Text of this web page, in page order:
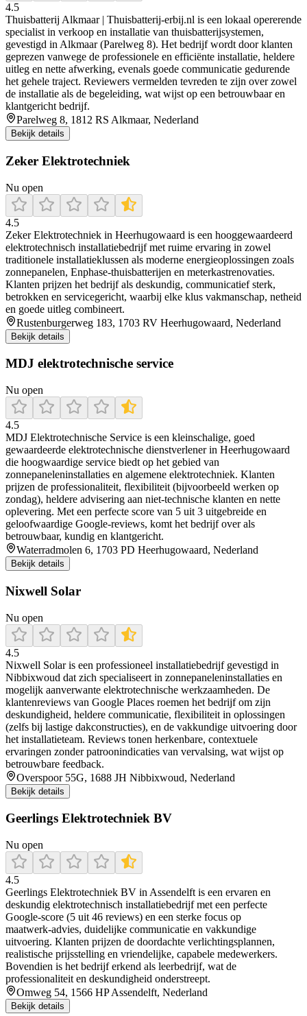
4.5
Thuisbatterij Alkmaar | Thuisbatterij‑erbij.nl is een lokaal opererende
specialist in verkoop en installatie van thuisbatterijsystemen,
gevestigd in Alkmaar (Parelweg 8). Het bedrijf wordt door klanten
geprezen vanwege de professionele en efficiënte installatie, heldere
uitleg en nette afwerking, evenals goede communicatie gedurende
het gehele traject. Reviewers vermelden tevreden te zijn over zowel
de installatie als de begeleiding, wat wijst op een betrouwbaar en
klantgericht bedrijf.
Parelweg 8, 1812 RS Alkmaar, Nederland
Bekijk details
Zeker Elektrotechniek
Nu open
4.5
Zeker Elektrotechniek in Heerhugowaard is een hooggewaardeerd
elektrotechnisch installatiebedrijf met ruime ervaring in zowel
traditionele installatieklussen als moderne energieoplossingen zoals
zonnepanelen, Enphase-thuisbatterijen en meterkastrenovaties.
Klanten prijzen het bedrijf als deskundig, communicatief sterk,
betrokken en servicegericht, waarbij elke klus vakmanschap, netheid
en goede uitleg combineert.
Rustenburgerweg 183, 1703 RV Heerhugowaard, Nederland
Bekijk details
MDJ elektrotechnische service
Nu open
4.5
MDJ Elektrotechnische Service is een kleinschalige, goed
gewaardeerde elektrotechnische dienstverlener in Heerhugowaard
die hoogwaardige service biedt op het gebied van
zonnepaneleninstallaties en algemene elektrotechniek. Klanten
prijzen de professionaliteit, flexibiliteit (bijvoorbeeld werken op
zondag), heldere advisering aan niet-technische klanten en nette
oplevering. Met een perfecte score van 5 uit 3 uitgebreide en
geloofwaardige Google-reviews, komt het bedrijf over als
betrouwbaar, kundig en klantgericht.
Waterradmolen 6, 1703 PD Heerhugowaard, Nederland
Bekijk details
Nixwell Solar
Nu open
4.5
Nixwell Solar is een professioneel installatiebedrijf gevestigd in
Nibbixwoud dat zich specialiseert in zonnepaneleninstallaties en
mogelijk aanverwante elektrotechnische werkzaamheden. De
klantenreviews van Google Places roemen het bedrijf om zijn
deskundigheid, heldere communicatie, flexibiliteit in oplossingen
(zelfs bij lastige dakconstructies), en de vakkundige uitvoering door
het installatieteam. Reviews tonen herkenbare, contextuele
ervaringen zonder patroonindicaties van vervalsing, wat wijst op
betrouwbare feedback.
Overspoor 55G, 1688 JH Nibbixwoud, Nederland
Bekijk details
Geerlings Elektrotechniek BV
Nu open
4.5
Geerlings Elektrotechniek BV in Assendelft is een ervaren en
deskundig elektrotechnisch installatiebedrijf met een perfecte
Google-score (5 uit 46 reviews) en een sterke focus op
maatwerk‑advies, duidelijke communicatie en vakkundige
uitvoering. Klanten prijzen de doordachte verlichtingsplannen,
realistische prijsstelling en vriendelijke, capabele medewerkers.
Bovendien is het bedrijf erkend als leerbedrijf, wat de
professionaliteit en deskundigheid onderstreept.
Omweg 54, 1566 HP Assendelft, Nederland
Bekijk details